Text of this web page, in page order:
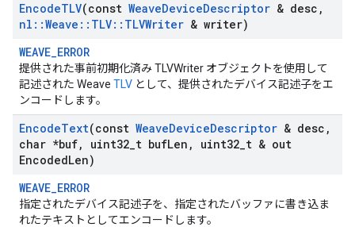
EncodeTLV(const WeaveDeviceDescriptor & desc ,
nl ::Weave :: TLV:: TLVWriter & writer)
WEAVE_ERROR
提供された事前初期化済み TLVWriter オブジェクトを使用して
記述された Weave TLV として、提供されたデバイス記述子をエ
ンコードします。
EncodeText(const WeaveDeviceDescriptor & desc ,
char *buf, uint32 t bufLen , uint32 t & out
EncodedLen)
WEAVE_ERROR
指定されたデバイス記述子を、指定されたバッファに書き込ま
れたテキストとしてエンコードします。